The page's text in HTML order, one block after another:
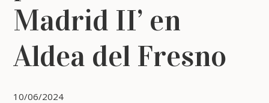
Madrid II’ en
Aldea del Fresno
10/06/2024